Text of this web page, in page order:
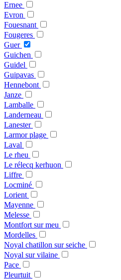
Ernee
Evron
Fouesnant
Fougeres
Guer
Guichen
Guidel
Guipavas
Hennebont
Janze
Lamballe
Landerneau
Lanester
Larmor plage
Laval
Le rheu
Le rélecq kerhuon
Liffre
Locminé
Lorient
Mayenne
Melesse
Montfort sur meu
Mordelles
Noyal chatillon sur seiche
Noyal sur vilaine
Pace
Pleurtuit